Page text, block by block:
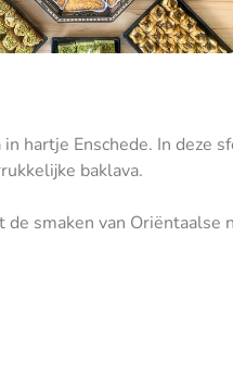
hartje Enschede. In deze
baklava.
smaken van Oriëntaalse